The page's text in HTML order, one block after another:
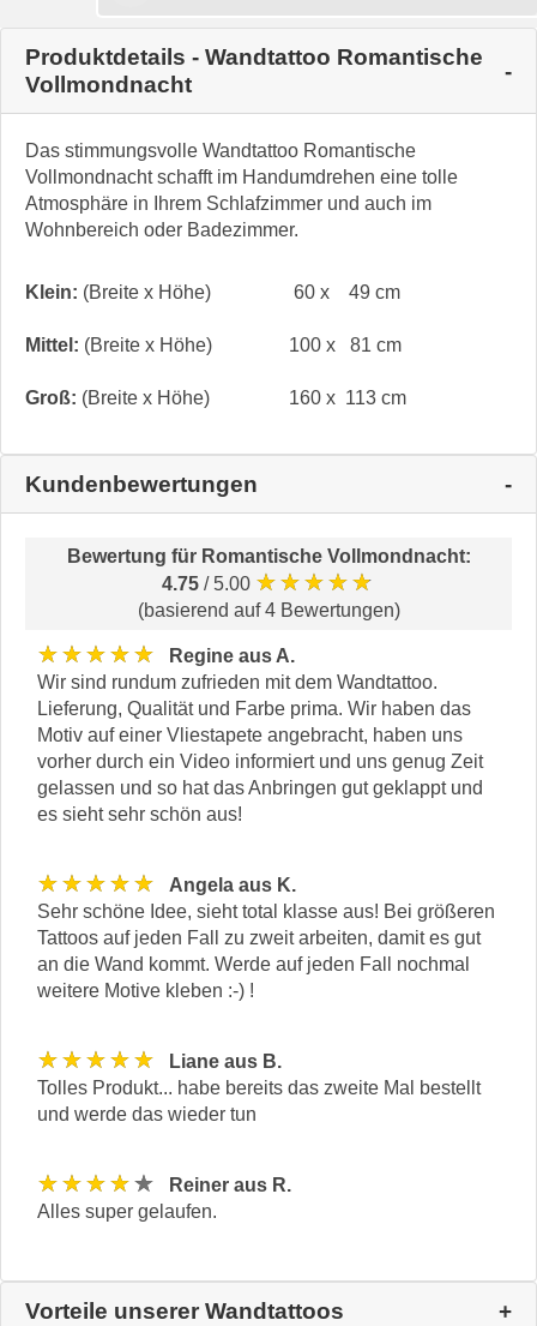
Produktdetails - Wandtattoo Romantische
Vollmondnacht
Das stimmungsvolle Wandtattoo Romantische
Vollmondnacht schafft im Handumdrehen eine tolle
Atmosphäre in Ihrem Schlafzimmer und auch im
Wohnbereich oder Badezimmer.
Klein: (Breite x Höhe) 60 x 49 cm
Mittel: (Breite x Höhe) 100 x 81 cm
Groß: (Breite x Höhe) 160 x 113 cm
Kundenbewertungen
Bewertung für Romantische Vollmondnacht:
4.75 / 5.00 ★★★★★
(basierend auf 4 Bewertungen)
★★★★★
Regine aus A.
Wir sind rundum zufrieden mit dem Wandtattoo.
Lieferung, Qualität und Farbe prima. Wir haben das
Motiv auf einer Vliestapete angebracht, haben uns
vorher durch ein Video informiert und uns genug Zeit
gelassen und so hat das Anbringen gut geklappt und
es sieht sehr schön aus!
★★★★★
Angela aus K.
Sehr schöne Idee, sieht total klasse aus! Bei größeren
Tattoos auf jeden Fall zu zweit arbeiten, damit es gut
an die Wand kommt. Werde auf jeden Fall nochmal
weitere Motive kleben :-) !
★★★★★
Liane aus B.
Tolles Produkt... habe bereits das zweite Mal bestellt
und werde das wieder tun
★★★★★
Reiner aus R.
Alles super gelaufen.
Vorteile unserer Wandtattoos